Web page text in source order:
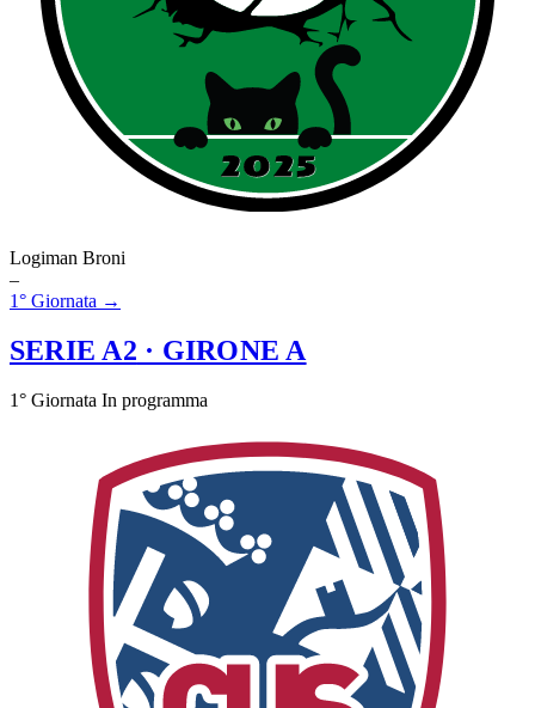
Logiman Broni
–
1° Giornata →
SERIE A2 · GIRONE A
1° Giornata In programma